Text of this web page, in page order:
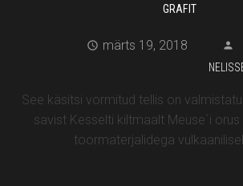
GRAFIT
märts 19, 2018
See käsitsi vormitud tellis on
savist Kesselti kiltmaalt Meuse`i
toormaterjalidega